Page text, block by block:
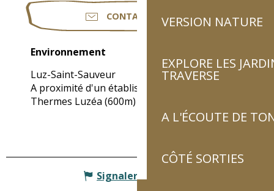
VERSION NATURE
EXPLORE LES
TRAVERSE
A L'ÉCOUTE DE
CÔTÉ SORTIES
CONTACTEZ-NOUS
Environnement
Environnement
Luz-Saint-Sauveur
A proximité d'un établissement thermal :
Thermes Luzéa (600m)
Signaler une erreur